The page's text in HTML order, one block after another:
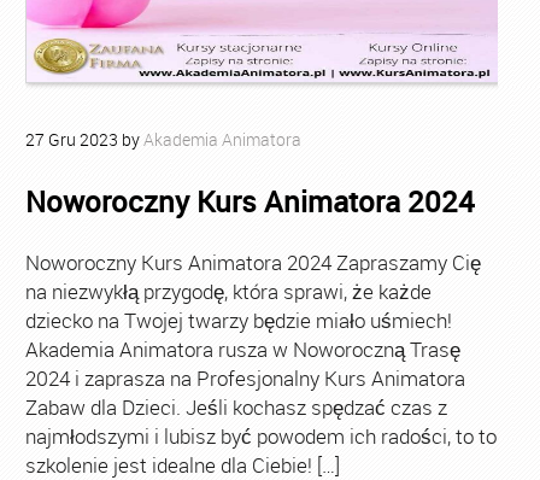
27 Gru 2023 byAkademia Animatora
Noworoczny Kurs Animatora 2024
Noworoczny Kurs Animatora 2024 Zapraszamy Cię
na niezwykłą przygodę, która sprawi, że każde
dziecko na Twojej twarzy będzie miało uśmiech!
Akademia Animatora rusza w Noworoczną Trasę
2024 i zaprasza na Profesjonalny Kurs Animatora
Zabaw dla Dzieci. Jeśli kochasz spędzać czas z
najmłodszymi i lubisz być powodem ich radości, to to
szkolenie jest idealne dla Ciebie! […]